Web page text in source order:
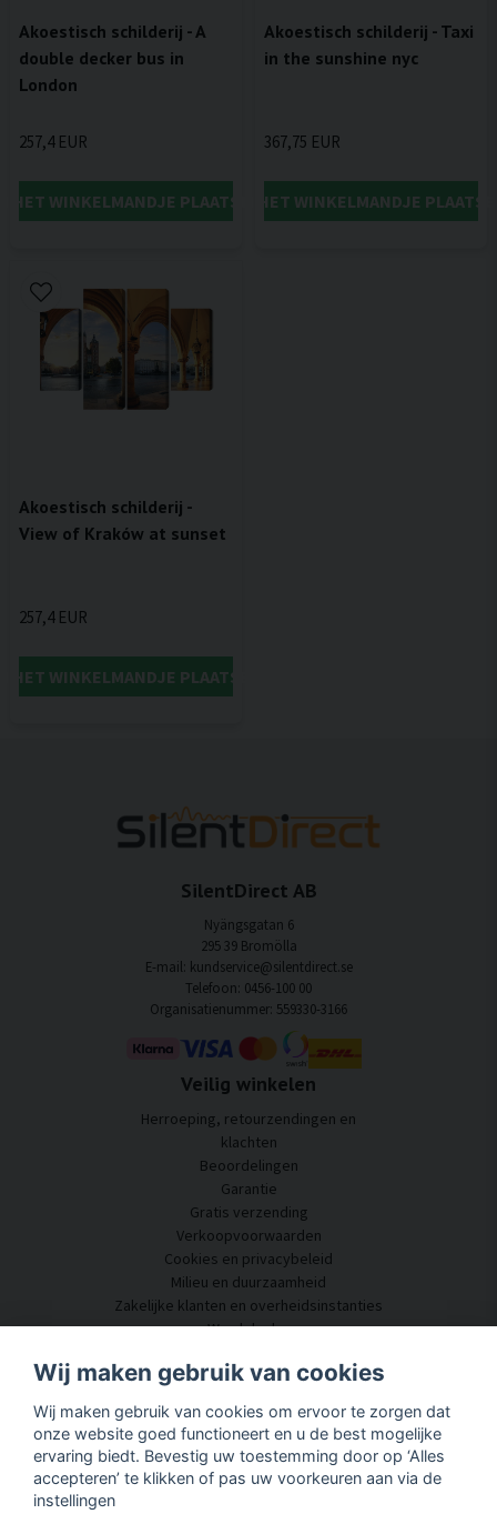
Akoestisch schilderij - A
double decker bus in
London
257,4 EUR
HET WINKELMANDJE PLAATSEN
Akoestisch schilderij - Taxi
in the sunshine nyc
367,75 EUR
IN HET WINKELMANDJE
Akoestisch schilderij -
View of Kraków at sunset
257,4 EUR
HET WINKELMANDJE PLAATSEN
SilentDirect AB
Nyängsgatan 6
295 39 Bromölla
E-mail: kundservice@silentdirect.se
Telefoon: 0456-100 00
Organisatienummer: 559330-3166
Veilig winkelen
Herroeping, retourzendingen en
klachten
Beoordelingen
Garantie
Gratis verzending
Verkoopvoorwaarden
Cookies en privacybeleid
Milieu en duurzaamheid
Zakelijke klanten en overheidsinstanties
Word dealer
Klantenservice
Neem contact met ons op
Akoestisch advies
Montage en installatie
Vragen en antwoorden
Wij maken gebruik van cookies
Wij maken gebruik van cookies om ervoor te zorgen dat
onze website goed functioneert en u de best mogelijke
ervaring biedt. Bevestig uw toestemming door op ‘Alles
accepteren’ te klikken of pas uw voorkeuren aan via de
instellingen